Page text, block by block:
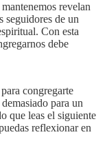
revelan
seguidores de un
Con esta
debe
congregarte
para un
que leas el siguiente
reflexionar en